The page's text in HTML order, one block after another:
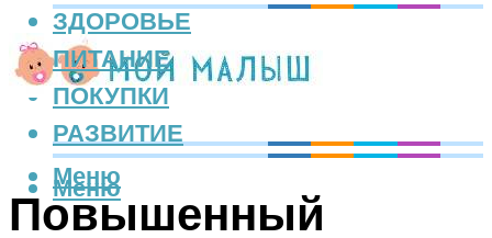
ЗДОРОВЬЕ
ПИТАНИЕ
ПОКУПКИ
РАЗВИТИЕ
Меню
Меню
Повышенный